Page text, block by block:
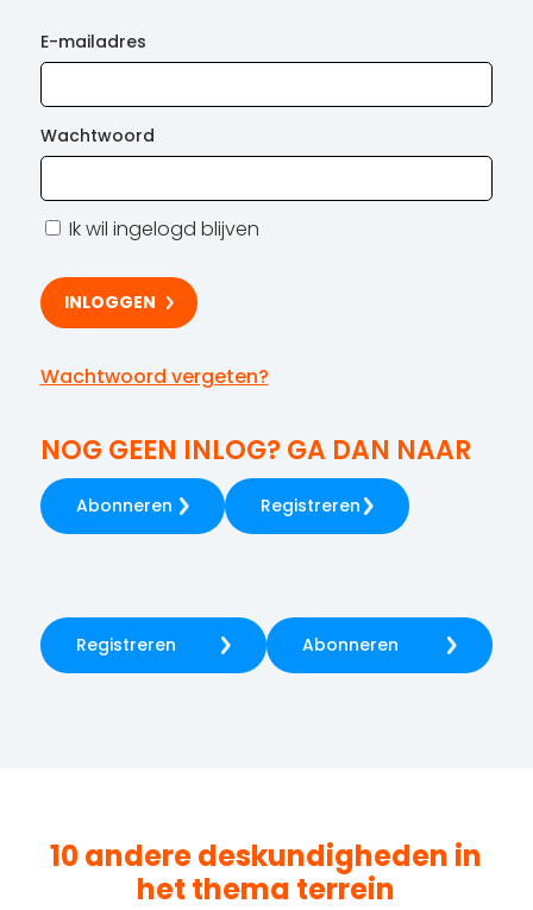
E-mailadres
Wachtwoord
Ik wil ingelogd blijven
Wachtwoord vergeten?
NOG GEEN INLOG? GA DAN NAAR
Abonneren Registreren
Registreren Abonneren
10 andere deskundigheden in
het thema terrein